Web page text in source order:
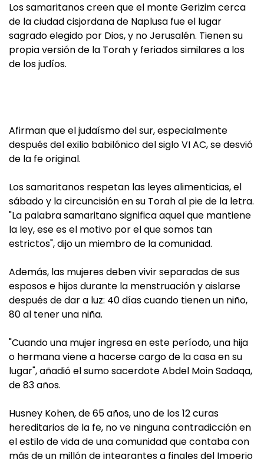
Los samaritanos creen que el monte Gerizim cerca
de la ciudad cisjordana de Naplusa fue el lugar
sagrado elegido por Dios, y no Jerusalén. Tienen su
propia versión de la Torah y feriados similares a los
de los judíos.
Afirman que el judaísmo del sur, especialmente
después del exilio babilónico del siglo VI AC, se desvió
de la fe original.
Los samaritanos respetan las leyes alimenticias, el
sábado y la circuncisión en su Torah al pie de la letra.
"La palabra samaritano significa aquel que mantiene
la ley, ese es el motivo por el que somos tan
estrictos", dijo un miembro de la comunidad.
Además, las mujeres deben vivir separadas de sus
esposos e hijos durante la menstruación y aislarse
después de dar a luz: 40 días cuando tienen un niño,
80 al tener una niña.
"Cuando una mujer ingresa en este período, una hija
o hermana viene a hacerse cargo de la casa en su
lugar", añadió el sumo sacerdote Abdel Moin Sadaqa,
de 83 años.
Husney Kohen, de 65 años, uno de los 12 curas
hereditarios de la fe, no ve ninguna contradicción en
el estilo de vida de una comunidad que contaba con
más de un millón de integrantes a finales del Imperio